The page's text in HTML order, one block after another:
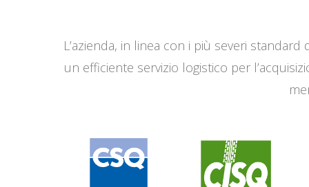
L’azienda, in linea con i più severi
un efficiente servizio logistico per